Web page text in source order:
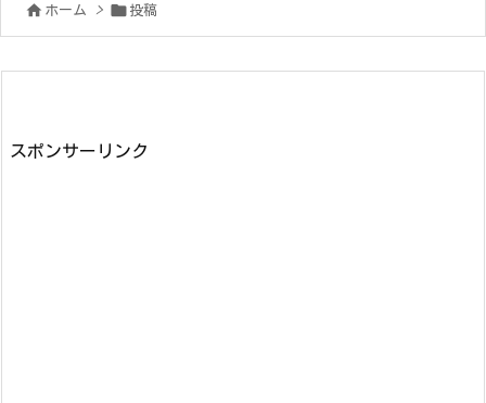
前へ

 ホーム >  投稿
スポンサーリンク